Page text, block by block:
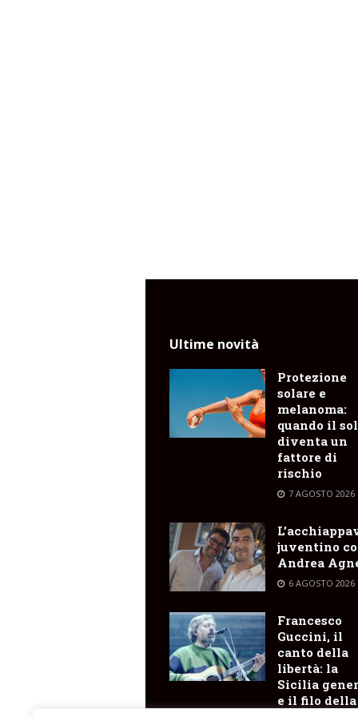
Ultime novità
Protezione
solare e
melanoma:
quando il
diventa un
fattore di
rischio
7 AGOSTO 2026
juventino
Andrea
6 AGOSTO 2026
Francesco
Guccini, il
canto della
libertà: la
Sicilia
e il filo della